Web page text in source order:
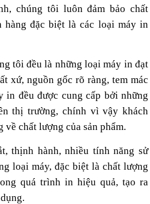
chúng tôi luôn đảm bảo chất
hàng đặc biệt là các loại máy in
tôi đều là những loại máy in đạt
xứ, nguồn gốc rõ ràng, tem mác
in đều được cung cấp bởi những
thị trường, chính vì vậy khách
chất lượng của sản phẩm.
thịnh hành, nhiều tính năng sử
loại máy, đặc biệt là chất lượng
quá trình in hiệu quả, tạo ra